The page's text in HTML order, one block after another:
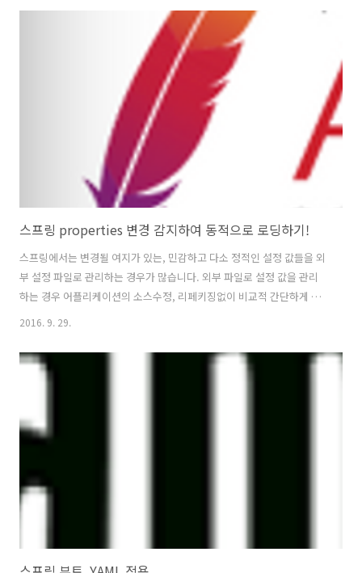
다.까려고 찾아보다가, 내가 잘못 알았구나 하는 깨달음에 바로 글을 작
성합니다.발단저의 10번째 블로깅이였던 스프링 부트, YAML 적용 이라
는 블로그에서 소개하였던 @ConfigurationProeprties 의 locations
이 Spring Boot 1.4 를 이후로 Deprecated 되었습니..
스프링 properties 변경 감지하여 동적으로 로딩하기!
스프링에서는 변경될 여지가 있는, 민감하고 다소 정적인 설정 값들을 외
부 설정 파일로 관리하는 경우가 많습니다. 외부 파일로 설정 값을 관리
하는 경우 어플리케이션의 소스수정, 리페키징없이 비교적 간단하게 설
정 값을 바꿀 수 있습니다. 그러나! 아무런 설정없이 properties를 사용
properties를 동적으로 로딩하는 2가지 방법을 소개하려고 합니다. 첫
번째는 Spring 내장 컴포넌트인 ResourceBundleMessageSource이
ResourceBundleMessageSource Spring에서 공식지원하는..
2016. 9. 29.